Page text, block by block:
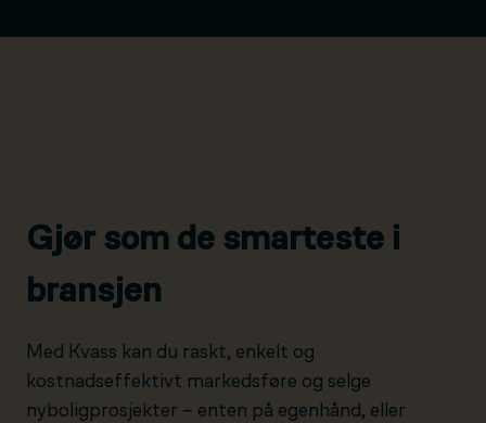
Gjør som de smarteste i
bransjen
Med Kvass kan du raskt, enkelt og
kostnadseffektivt markedsføre og selge
nyboligprosjekter – enten på egenhånd, eller